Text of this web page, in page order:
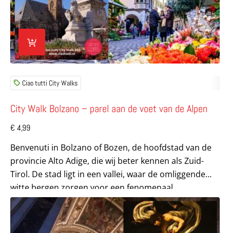
Ciao tutti City Walks
City Walk Bolzano – parel aan de voet van de Alpen
€ 4,99
Benvenuti in Bolzano of Bozen, de hoofdstad van de
provincie Alto Adige, die wij beter kennen als Zuid-
Tirol. De stad ligt in een vallei, waar de omliggende
witte bergen zorgen voor een fenomenaal...
Lees meer over City Walk Het Rome van Caravaggio